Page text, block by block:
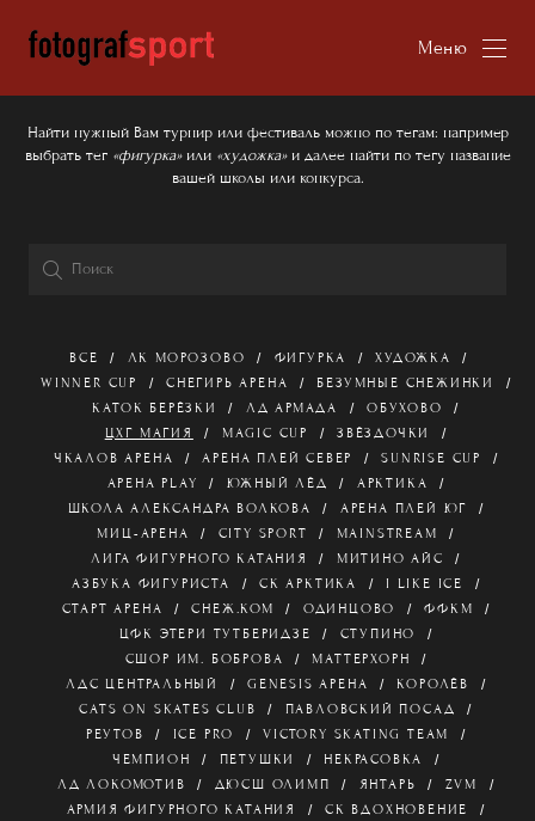
Меню
Найти нужный Вам турнир или фестиваль можно по тегам: например
выбрать тег «фигурка»или «художка»и далее найти по тегу название
вашей школы или конкурса.
ВСЕ ЛК МОРОЗОВО ФИГУРКА
ХУДОЖКА
WINNER CUP
СНЕГИРЬ АРЕНА
БЕЗУМНЫЕ СНЕЖИНКИ
КАТОК БЕРЁЗКИ
ЛД АРМАДА
ОБУХОВО
ЦХГ МАГИЯ
MAGIC CUP
ЗВЁЗДОЧКИ
ЧКАЛОВ АРЕНА
АРЕНА ПЛЕЙ СЕВЕР
SUNRISE CUP
АРЕНА PLAY
ЮЖНЫЙ ЛЁД
АРКТИКА
ШКОЛА АЛЕКСАНДРА ВОЛКОВА
АРЕНА ПЛЕЙ ЮГ
МИЦ-АРЕНА
CITY SPORT
MAINSTREAM
ЛИГА ФИГУРНОГО КАТАНИЯ
МИТИНО АЙС
АЗБУКА ФИГУРИСТА
СК АРКТИКА
I LIKE ICE
СТАРТ АРЕНА
СНЕЖ.КОМ ОДИНЦОВО
ФФКМ
ЦФК ЭТЕРИ ТУТБЕРИДЗЕ
СТУПИНО
СШОР ИМ. БОБРОВА
МАТТЕРХОРН
ЛДС ЦЕНТРАЛЬНЫЙ
GENESIS АРЕНА
КОРОЛЁВ
CATS ON SKATES CLUB
ПАВЛОВСКИЙ ПОСАД
РЕУТОВ
ICE PRO
VICTORY SKATING TEAM
ЧЕМПИОН
ПЕТУШКИ
НЕКРАСОВКА
ЛД ЛОКОМОТИВ
ДЮСШ ОЛИМП ЯНТАРЬ
ZVM
АРМИЯ ФИГУРНОГО КАТАНИЯ
СК ВДОХНОВЕНИЕ